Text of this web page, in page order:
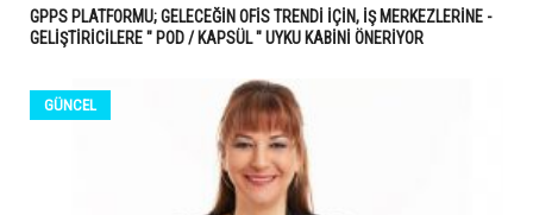
GPPS PLATFORMU; GELECEĞİN OFİS TRENDİ İÇİN, İŞ MERKEZLERİNE -
GELİŞTİRİCİLERE " POD / KAPSÜL " UYKU KABİNİ ÖNERİYOR
GÜNCEL